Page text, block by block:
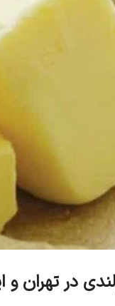
در تهران